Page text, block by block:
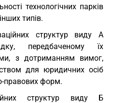
технологічних парків
типів.
структур виду А
передбаченому їх
з дотриманням вимог,
для юридичних осіб
правових форм.
структур виду Б